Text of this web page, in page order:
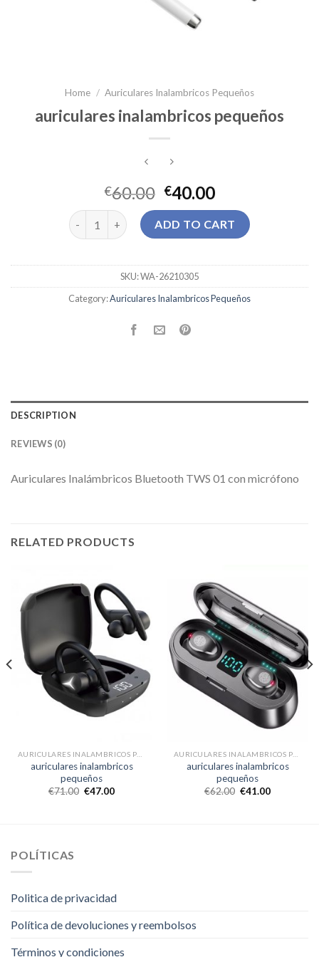
Home / Auriculares Inalambricos Pequeños
auriculares inalambricos pequeños
€60.00 €40.00
auriculares inalambricos pequeños quantity
ADD TO CART
SKU:WA-26210305
Category:Auriculares Inalambricos Pequeños
DESCRIPTION
REVIEWS (0)
Auriculares Inalámbricos Bluetooth TWS 01 con micrófono
RELATED PRODUCTS
auriculares inalambricos
pequeños
€71.00 €47.00
auriculares inalambricos
pequeños
€62.00 €41.00
POLÍTICAS
Politica de privacidad
Política de devoluciones y reembolsos
Términos y condiciones